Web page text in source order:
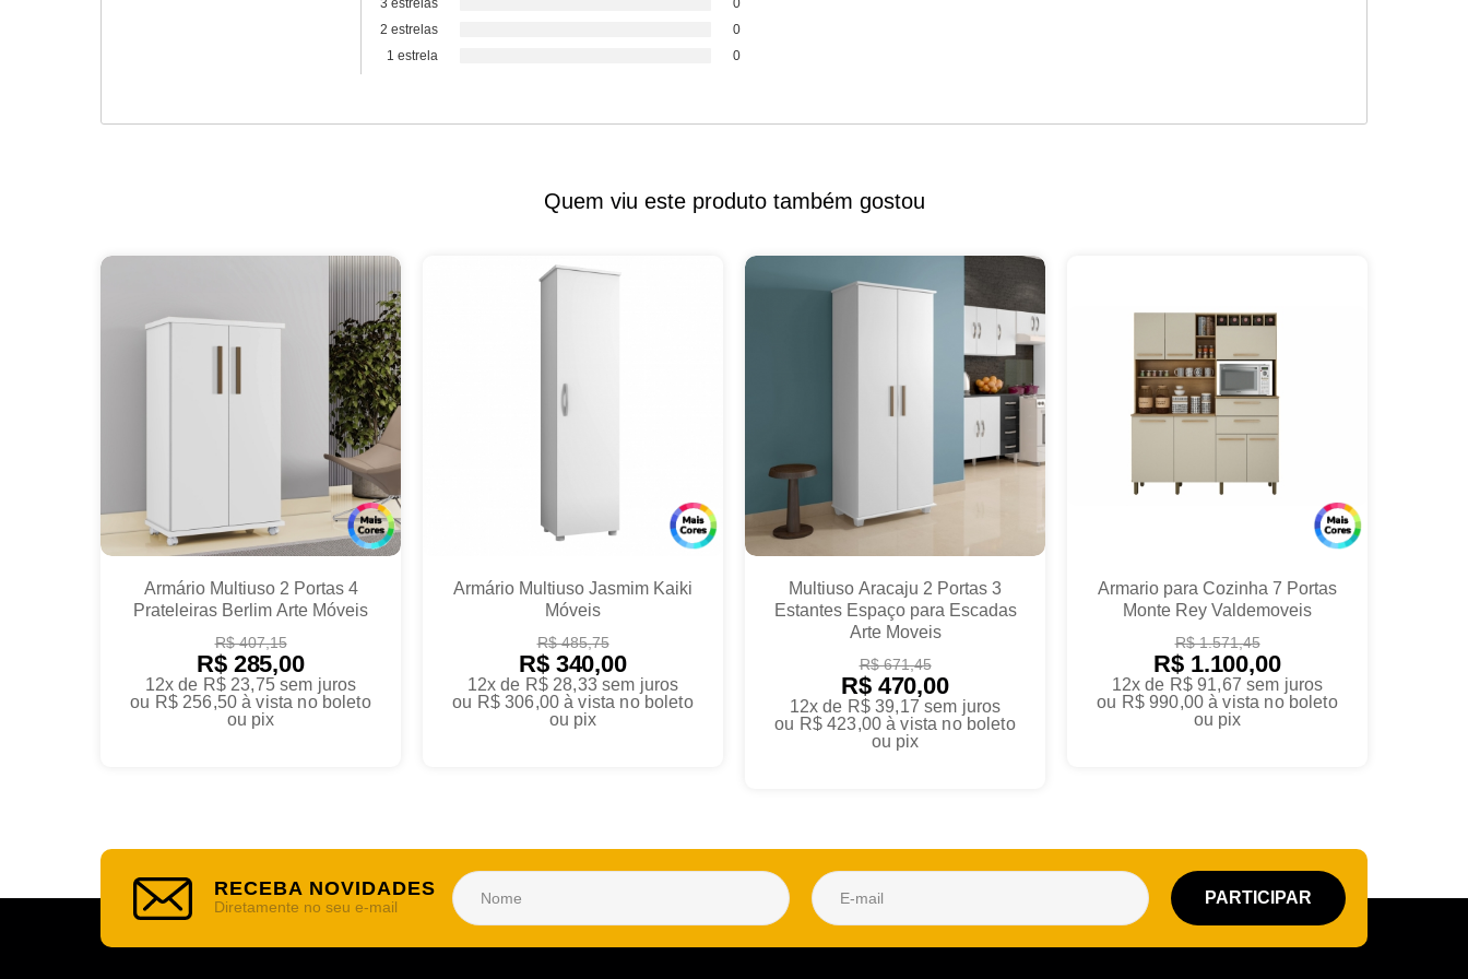
3 estrelas
0
2 estrelas
0
1 estrela
0
Quem viu este produto também gostou
Armário Multiuso 2 Portas 4
Prateleiras Berlim Arte Móveis
R$ 407,15
R$ 285,00
12x de R$ 23,75 sem juros
ou R$ 256,50 à vista no boleto
ou pix
Armário Multiuso Jasmim Kaiki
Móveis
R$ 485,75
R$ 340,00
12x de R$ 28,33 sem juros
ou R$ 306,00 à vista no boleto
ou pix
Multiuso Aracaju 2 Portas 3
Estantes Espaço para Escadas
Arte Moveis
R$ 671,45
R$ 470,00
12x de R$ 39,17 sem juros
ou R$ 423,00 à vista no boleto
ou pix
Armario para Cozinha 7 Portas
Monte Rey Valdemoveis
R$ 1.571,45
R$ 1.100,00
12x de R$ 91,67 sem juros
ou R$ 990,00 à vista no boleto
ou pix
RECEBA NOVIDADES
Diretamente no seu e-mail